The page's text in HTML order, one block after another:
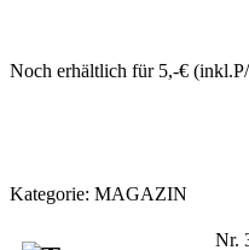
Noch erhältlich für 5,-€
Kategorie: MAGAZIN
Nr.